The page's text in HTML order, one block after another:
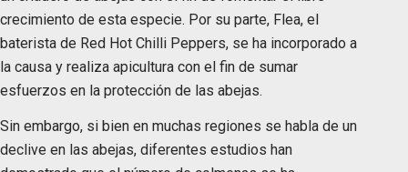
crecimiento de esta especie. Por su parte, Flea, el
baterista de Red Hot Chilli Peppers, se ha incorporado a
la causa y realiza apicultura con el fin de sumar
esfuerzos en la protección de las abejas.
Sin embargo, si bien en muchas regiones se habla de un
declive en las abejas, diferentes estudios han